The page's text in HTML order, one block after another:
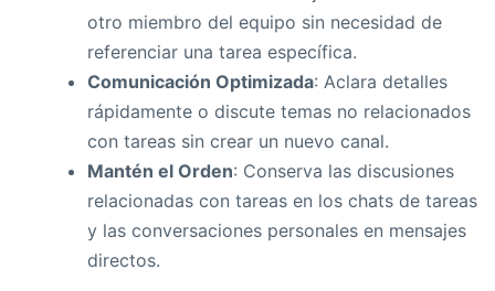
otro miembro del equipo sin necesidad de
referenciar una tarea específica.
Comunicación Optimizada: Aclara detalles
rápidamente o discute temas no relacionados
con tareas sin crear un nuevo canal.
Mantén el Orden: Conserva las discusiones
relacionadas con tareas en los chats de tareas
y las conversaciones personales en mensajes
directos.